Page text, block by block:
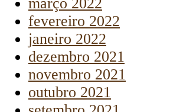
fevereiro 2022
janeiro 2022
dezembro 2021
novembro 2021
outubro 2021